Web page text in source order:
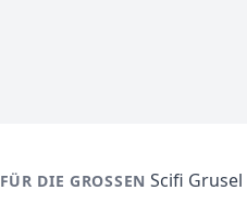
FÜR DIE GROSSEN Scifi Grusel